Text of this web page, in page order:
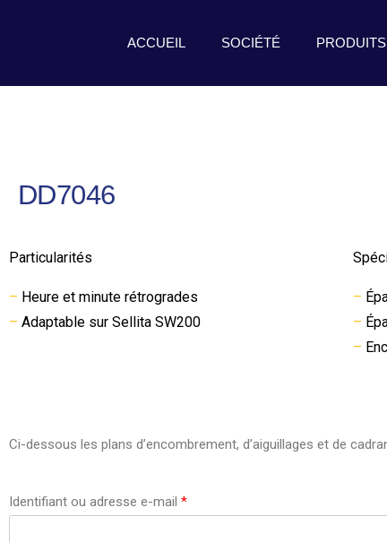
ACCUEIL SOCIÉTÉ PRODUITS
DD7046
Particularités
– Heure et minute rétrogrades
– Adaptable sur Sellita SW200
–
–
–
Ci-dessous les plans d’encombrement, d’aiguillages et de
Identifiant ou adresse e-mail *